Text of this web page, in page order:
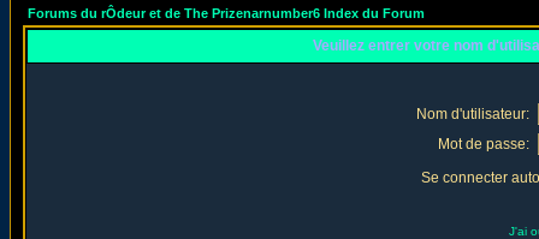
Forums du rÔdeur et de The Prizenarnumber6 Index du Forum
Veuillez entrer votre nom
Nom d'utilisateur:
Mot de passe:
Se connecter
J'ai